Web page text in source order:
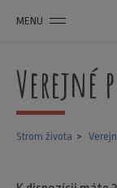
MENU
Verejné
Strom života